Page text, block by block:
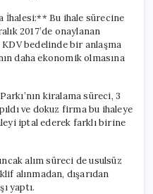
İhalesi:** Bu ihale sürecine
2017’de onaylanan
bedelinde bir anlaşma
daha ekonomik olmasına
kiralama süreci, 3
ve dokuz firma bu ihaleye
iptal ederek farklı birine
alım süreci de usulsüz
alınmadan, dışarıdan
yaptı.